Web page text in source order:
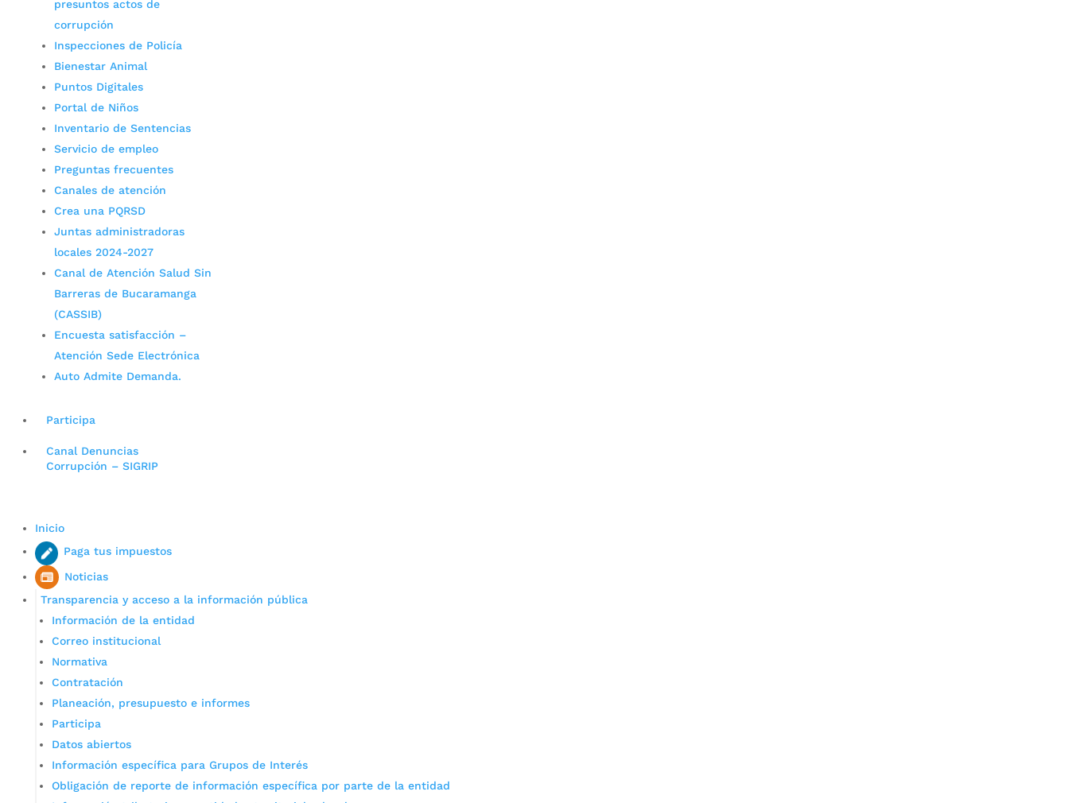
presuntos actos de
corrupción
Inspecciones de Policía
Bienestar Animal
Puntos Digitales
Portal de Niños
Inventario de Sentencias
Servicio de empleo
Preguntas frecuentes
Canales de atención
Crea una PQRSD
Juntas administradoras
locales 2024-2027
Canal de Atención Salud Sin
Barreras de Bucaramanga
(CASSIB)
Encuesta satisfacción –
Atención Sede Electrónica
Auto Admite Demanda.
Participa
Canal Denuncias
Corrupción – SIGRIP
Inicio
Paga tus impuestos
Noticias
Transparencia y acceso a la información pública
Información de la entidad
Correo institucional
Normativa
Contratación
Planeación, presupuesto e informes
Participa
Datos abiertos
Información específica para Grupos de Interés
Obligación de reporte de información específica por parte de la entidad